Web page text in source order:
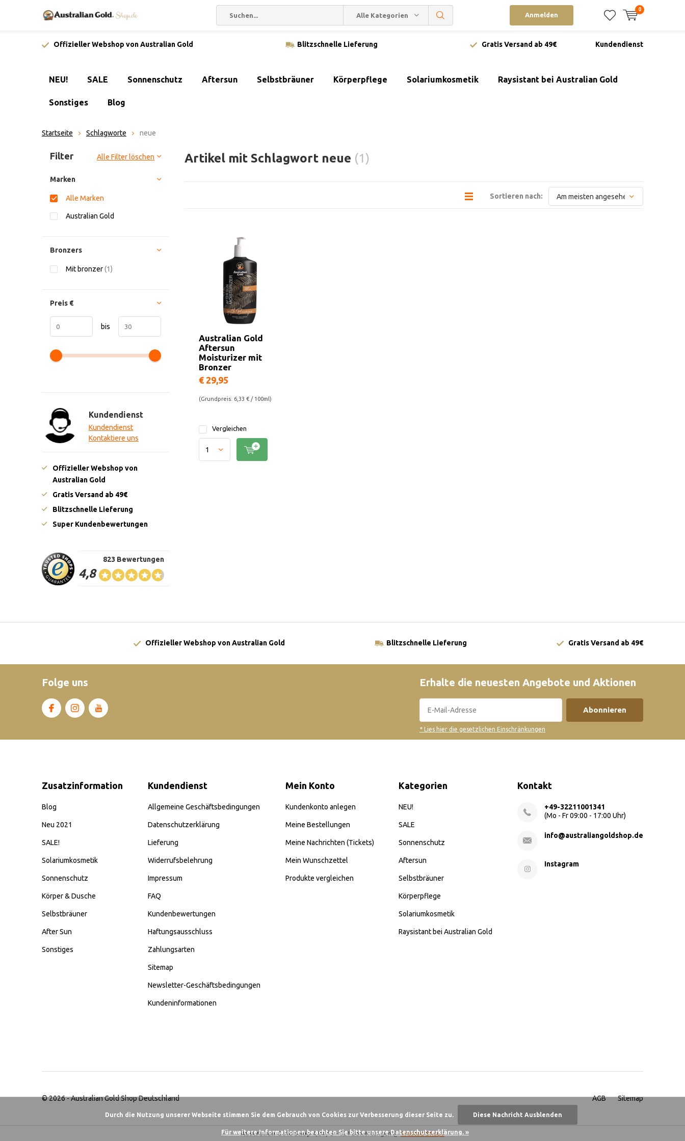
Alle Kategorien Anmelden
0
Offizieller Webshop von Australian Gold Blitzschnelle Lieferung Gratis Versand ab 49€ Kundendienst
NEU! SALE Sonnenschutz Aftersun Selbstbräuner Körperpflege Solariumkosmetik Raysistant bei Australian Gold
Sonstiges Blog
Startseite Schlagworte neue
Artikel mit Schlagwort neue (1)
Sortieren nach:
Australian Gold
Aftersun
Moisturizer mit
Bronzer
€ 29,95
(Grundpreis: 6,33 € / 100ml)
Vergleichen
Sortieren nach:
Filter Alle Filter löschen
Marken
Alle Marken
Australian Gold
Bronzers
Mit bronzer(1)
Preis €
bis
Kundendienst
Kundendienst
Kontaktiere uns
Offizieller Webshop von
Australian Gold
Gratis Versand ab 49€
Blitzschnelle Lieferung
Super Kundenbewertungen
4,8
823 Bewertungen
Offizieller Webshop von Australian Gold Blitzschnelle Lieferung Gratis Versand ab 49€
Folge uns Erhalte die neuesten Angebote und Aktionen
Abonnieren
* Lies hier die gesetzlichen Einschränkungen
Zusatzinformation
Blog
Neu 2021
SALE!
Solariumkosmetik
Sonnenschutz
Körper & Dusche
Selbstbräuner
After Sun
Sonstiges
Kundendienst
Allgemeine Geschäftsbedingungen
Datenschutzerklärung
Lieferung
Widerrufsbelehrung
Impressum
FAQ
Kundenbewertungen
Haftungsausschluss
Zahlungsarten
Sitemap
Newsletter-Geschäftsbedingungen
Kundeninformationen
Mein Konto
Kundenkonto anlegen
Meine Bestellungen
Meine Nachrichten (Tickets)
Mein Wunschzettel
Produkte vergleichen
Kategorien
NEU!
SALE
Sonnenschutz
Aftersun
Selbstbräuner
Körperpflege
Solariumkosmetik
Raysistant bei Australian Gold
Kontakt
+49-32211001341
(Mo - Fr 09:00 - 17:00 Uhr)
info@australiangoldshop.de
Instagram
© 2026 -Australian Gold Shop Deutschland AGB Sitemap
Australian Gold Shop 4,84/5-621Bewertungen @Trusted Shops
Durch die Nutzung unserer Webseite stimmen Sie dem Gebrauch von Cookies zur Verbesserung dieser Seite zu. Diese Nachricht Ausblenden
Für weitere Informationen beachten Sie bitte unsere Datenschutzerklärung. »